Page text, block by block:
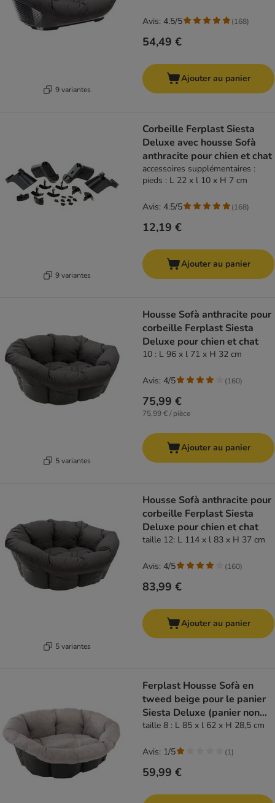
9 variantes
54,49 €
Avis: 4.5/5 (168)
Ajouter au panier
9 variantes
Corbeille Ferplast Siesta
Deluxe avec housse Sofà
anthracite pour chien et chat
accessoires supplémentaires :
pieds : L 22 x l 10 x H 7 cm
12,19 €
Avis: 4.5/5 (168)
Ajouter au panier
5 variantes
Housse Sofà anthracite pour
corbeille Ferplast Siesta
Deluxe pour chien et chat
10 : L 96 x l 71 x H 32 cm
75,99 €
75,99 € / pièce
Avis: 4/5 (160)
Ajouter au panier
5 variantes
Housse Sofà anthracite pour
corbeille Ferplast Siesta
Deluxe pour chien et chat
taille 12: L 114 x l 83 x H 37 cm
83,99 €
Avis: 4/5 (160)
Ajouter au panier
Ferplast Housse Sofà en
tweed beige pour le panier
Siesta Deluxe (panier non
inclus)
taille 8 : L 85 x l 62 x H 28,5 cm
59,99 €
Avis: 1/5 (1)